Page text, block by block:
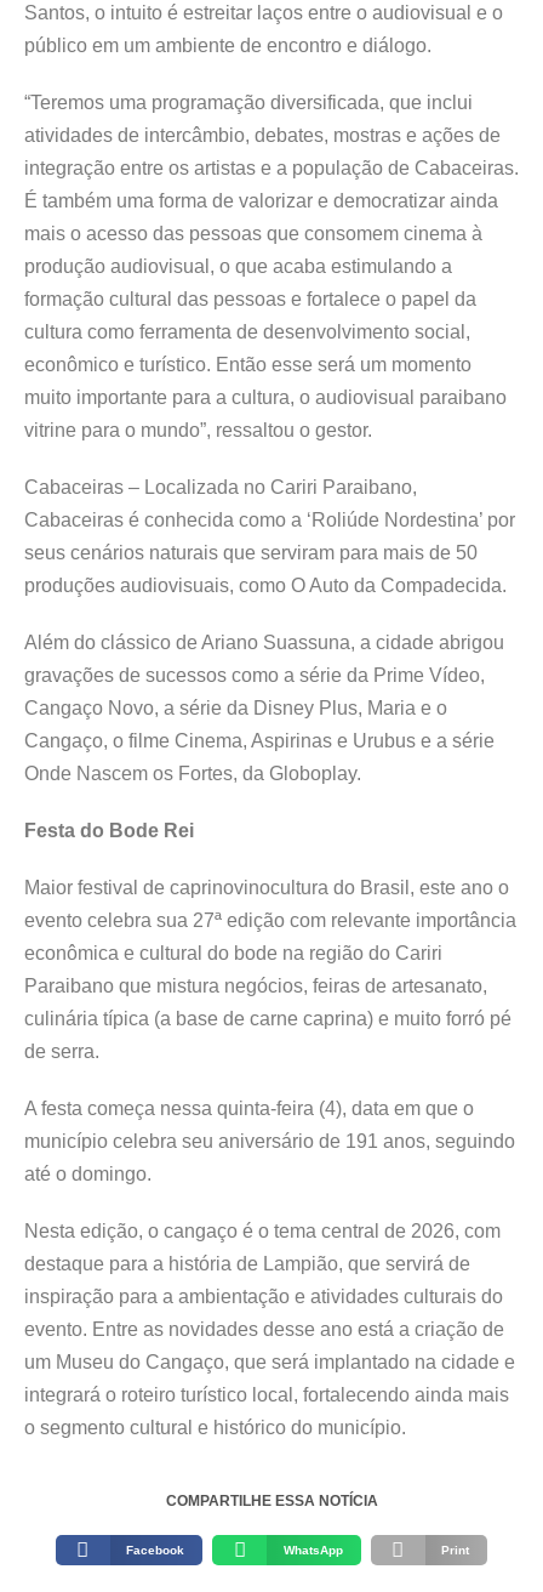
Santos, o intuito é estreitar laços entre o audiovisual e o
público em um ambiente de encontro e diálogo.
“Teremos uma programação diversificada, que inclui
atividades de intercâmbio, debates, mostras e ações de
integração entre os artistas e a população de Cabaceiras.
É também uma forma de valorizar e democratizar ainda
mais o acesso das pessoas que consomem cinema à
produção audiovisual, o que acaba estimulando a
formação cultural das pessoas e fortalece o papel da
cultura como ferramenta de desenvolvimento social,
econômico e turístico. Então esse será um momento
muito importante para a cultura, o audiovisual paraibano
vitrine para o mundo”, ressaltou o gestor.
Cabaceiras – Localizada no Cariri Paraibano,
Cabaceiras é conhecida como a ‘Roliúde Nordestina’ por
seus cenários naturais que serviram para mais de 50
produções audiovisuais, como O Auto da Compadecida.
Além do clássico de Ariano Suassuna, a cidade abrigou
gravações de sucessos como a série da Prime Vídeo,
Cangaço Novo, a série da Disney Plus, Maria e o
Cangaço, o filme Cinema, Aspirinas e Urubus e a série
Onde Nascem os Fortes, da Globoplay.
Festa do Bode Rei
Maior festival de caprinovinocultura do Brasil, este ano o
evento celebra sua 27ª edição com relevante importância
econômica e cultural do bode na região do Cariri
Paraibano que mistura negócios, feiras de artesanato,
culinária típica (a base de carne caprina) e muito forró pé
de serra.
A festa começa nessa quinta-feira (4), data em que o
município celebra seu aniversário de 191 anos, seguindo
até o domingo.
Nesta edição, o cangaço é o tema central de 2026, com
destaque para a história de Lampião, que servirá de
inspiração para a ambientação e atividades culturais do
evento. Entre as novidades desse ano está a criação de
um Museu do Cangaço, que será implantado na cidade e
integrará o roteiro turístico local, fortalecendo ainda mais
o segmento cultural e histórico do município.
COMPARTILHE ESSA NOTÍCIA
Facebook WhatsApp Print